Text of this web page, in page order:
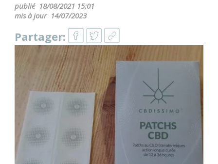
publié 18/08/2021 15:01
mis à jour 14/07/2023
Partager: